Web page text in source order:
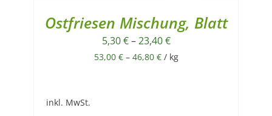
Ostfriesen Mischung, Blatt
5,30€–23,40€
53,00 €– 46,80 €/ kg
inkl. MwSt.